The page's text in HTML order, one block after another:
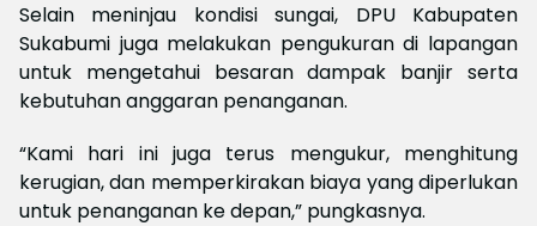
Selain meninjau kondisi sungai, DPU Kabupaten
Sukabumi juga melakukan pengukuran di lapangan
untuk mengetahui besaran dampak banjir serta
kebutuhan anggaran penanganan.
“Kami hari ini juga terus mengukur, menghitung
kerugian, dan memperkirakan biaya yang diperlukan
untuk penanganan ke depan,” pungkasnya.